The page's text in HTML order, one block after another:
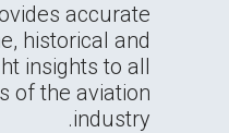
accurate
historical and
insights to all
of the aviation
industry.